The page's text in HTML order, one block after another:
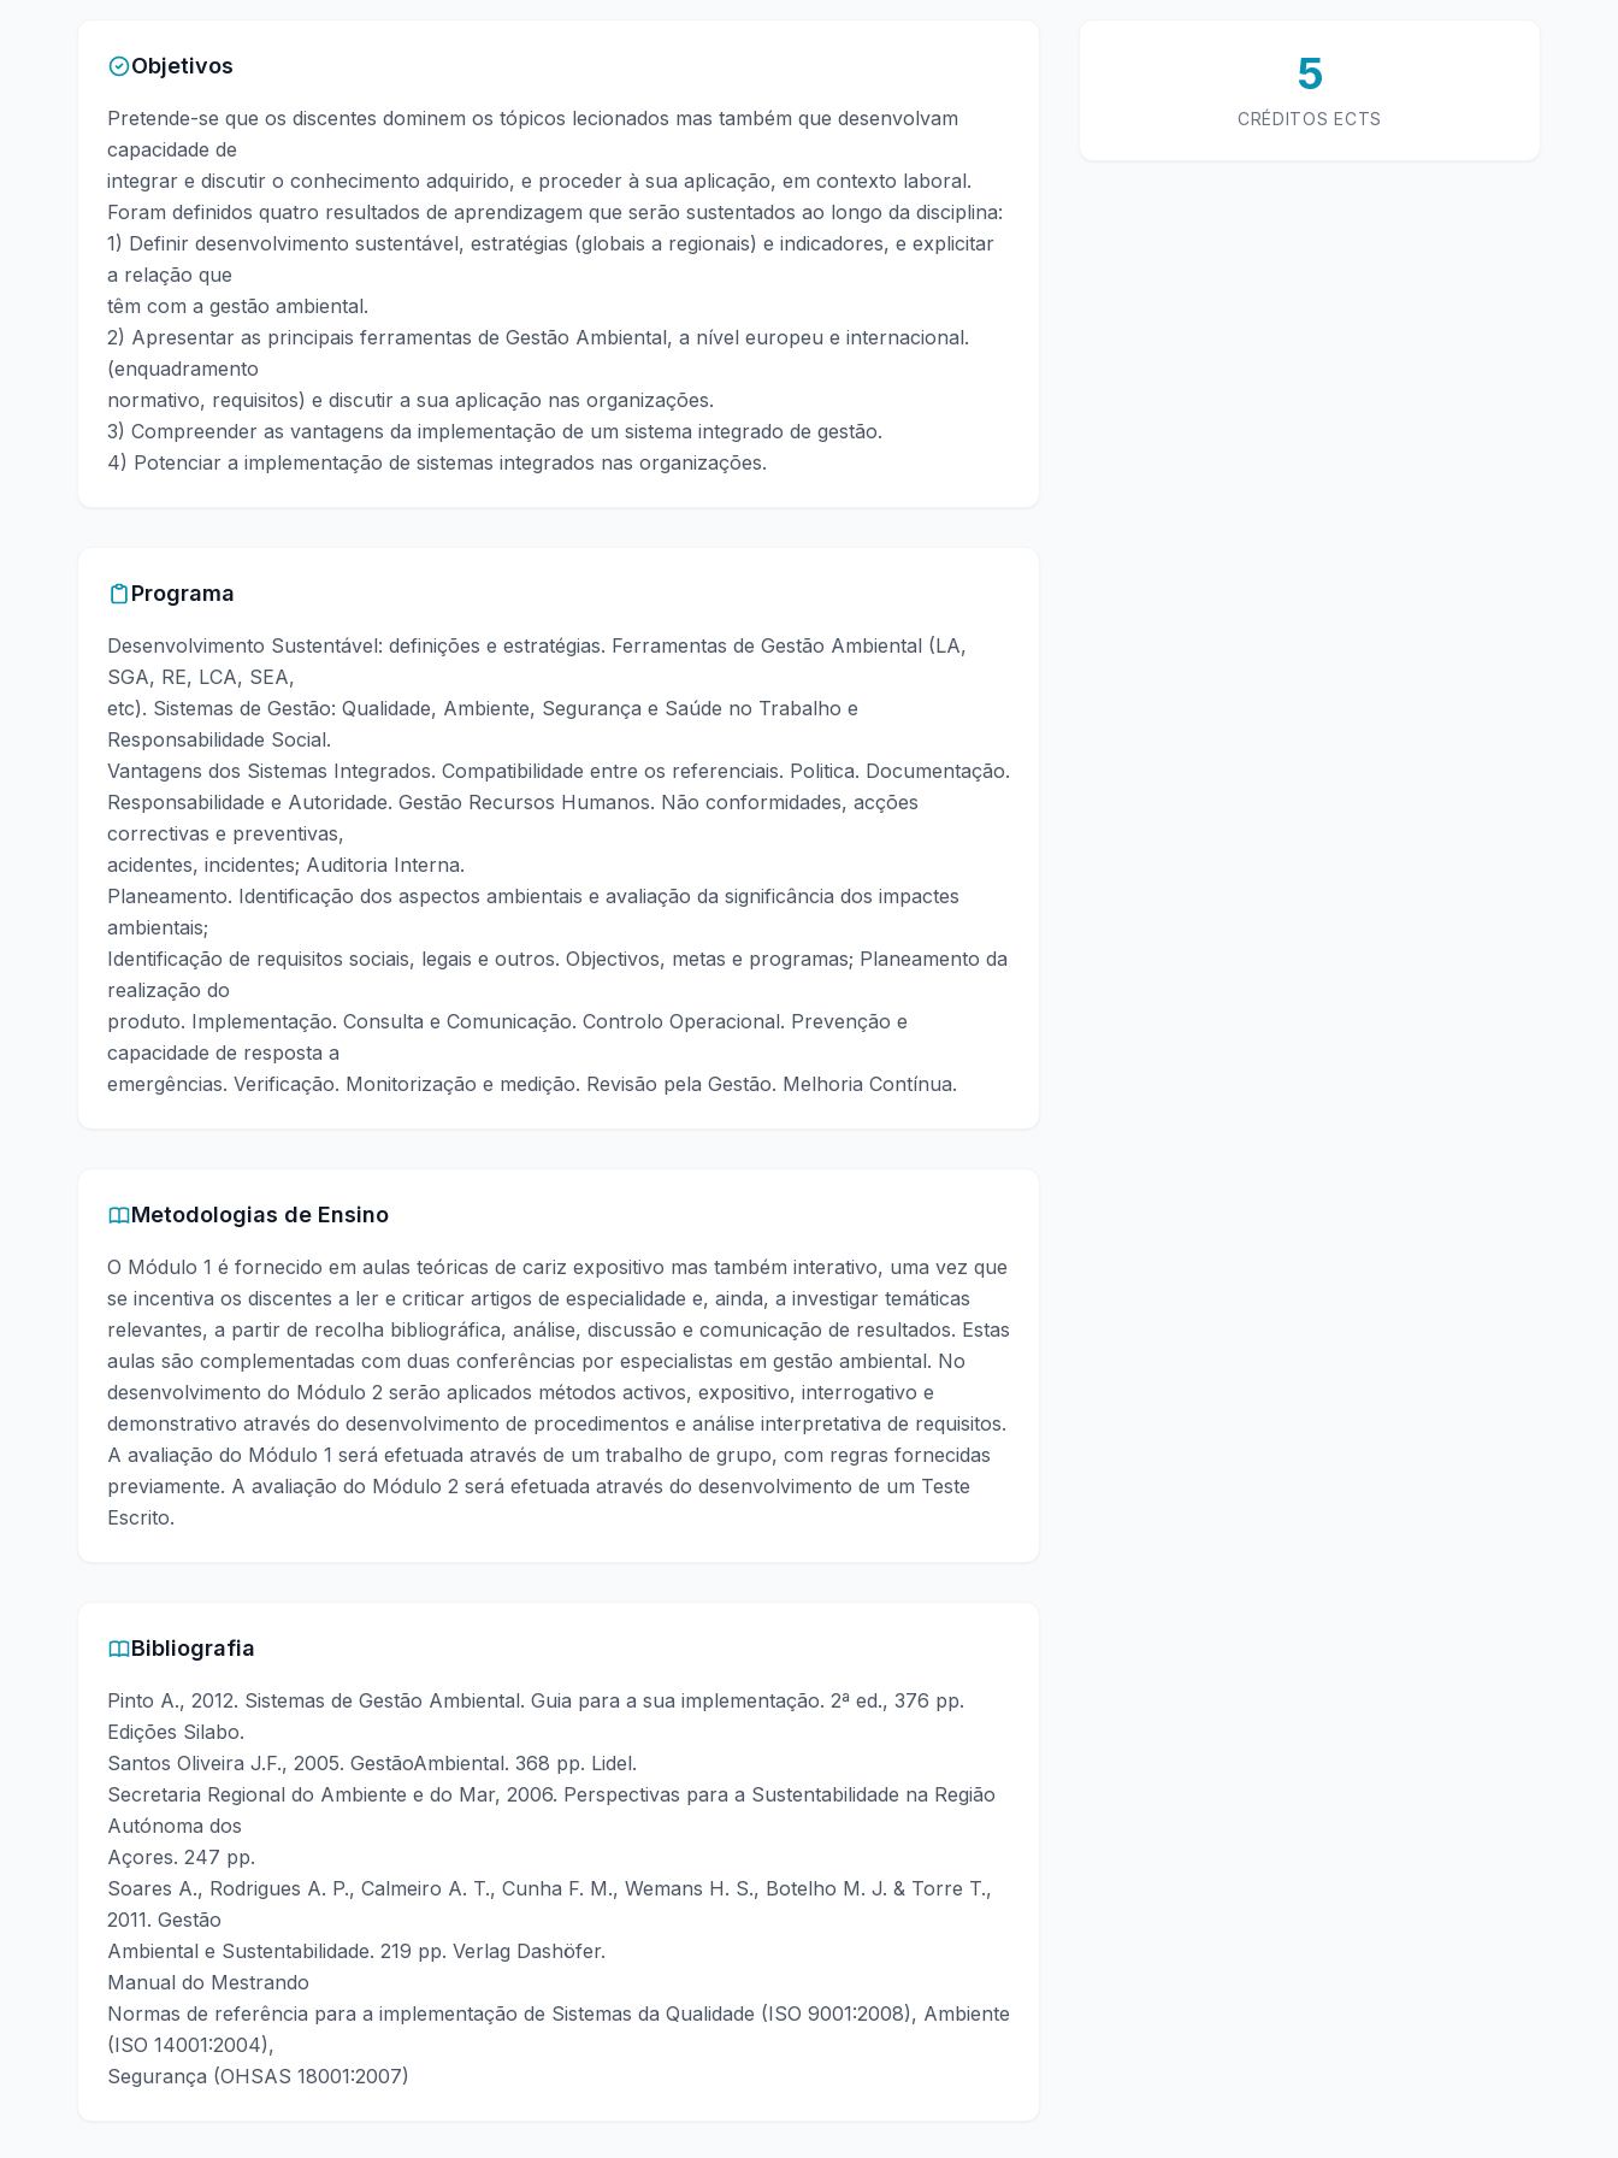
Objetivos
Pretende-se que os discentes dominem os tópicos lecionados mas também que desenvolvam
capacidade de
integrar e discutir o conhecimento adquirido, e proceder à sua aplicação, em contexto laboral.
Foram definidos quatro resultados de aprendizagem que serão sustentados ao longo da disciplina:
1) Definir desenvolvimento sustentável, estratégias (globais a regionais) e indicadores, e explicitar
a relação que
têm com a gestão ambiental.
2) Apresentar as principais ferramentas de Gestão Ambiental, a nível europeu e internacional.
(enquadramento
normativo, requisitos) e discutir a sua aplicação nas organizações.
3) Compreender as vantagens da implementação de um sistema integrado de gestão.
4) Potenciar a implementação de sistemas integrados nas organizações.
Programa
Desenvolvimento Sustentável: definições e estratégias. Ferramentas de Gestão Ambiental (LA,
SGA, RE, LCA, SEA,
etc). Sistemas de Gestão: Qualidade, Ambiente, Segurança e Saúde no Trabalho e
Responsabilidade Social.
Vantagens dos Sistemas Integrados. Compatibilidade entre os referenciais. Politica. Documentação.
Responsabilidade e Autoridade. Gestão Recursos Humanos. Não conformidades, acções
correctivas e preventivas,
acidentes, incidentes; Auditoria Interna.
Planeamento. Identificação dos aspectos ambientais e avaliação da significância dos impactes
ambientais;
Identificação de requisitos sociais, legais e outros. Objectivos, metas e programas; Planeamento da
realização do
produto. Implementação. Consulta e Comunicação. Controlo Operacional. Prevenção e
capacidade de resposta a
emergências. Verificação. Monitorização e medição. Revisão pela Gestão. Melhoria Contínua.
Metodologias de Ensino
O Módulo 1 é fornecido em aulas teóricas de cariz expositivo mas também interativo, uma vez que
se incentiva os discentes a ler e criticar artigos de especialidade e, ainda, a investigar temáticas
relevantes, a partir de recolha bibliográfica, análise, discussão e comunicação de resultados. Estas
aulas são complementadas com duas conferências por especialistas em gestão ambiental. No
desenvolvimento do Módulo 2 serão aplicados métodos activos, expositivo, interrogativo e
demonstrativo através do desenvolvimento de procedimentos e análise interpretativa de requisitos.
A avaliação do Módulo 1 será efetuada através de um trabalho de grupo, com regras fornecidas
previamente. A avaliação do Módulo 2 será efetuada através do desenvolvimento de um Teste
Escrito.
Bibliografia
Pinto A., 2012. Sistemas de Gestão Ambiental. Guia para a sua implementação. 2ª ed., 376 pp.
Edições Silabo.
Santos Oliveira J.F., 2005. GestãoAmbiental. 368 pp. Lidel.
Secretaria Regional do Ambiente e do Mar, 2006. Perspectivas para a Sustentabilidade na Região
Autónoma dos
Açores. 247 pp.
Soares A., Rodrigues A. P., Calmeiro A. T., Cunha F. M., Wemans H. S., Botelho M. J. & Torre T.,
2011. Gestão
Ambiental e Sustentabilidade. 219 pp. Verlag Dashöfer.
Manual do Mestrando
Normas de referência para a implementação de Sistemas da Qualidade (ISO 9001:2008), Ambiente
(ISO 14001:2004),
Segurança (OHSAS 18001:2007)
5
CRÉDITOS ECTS